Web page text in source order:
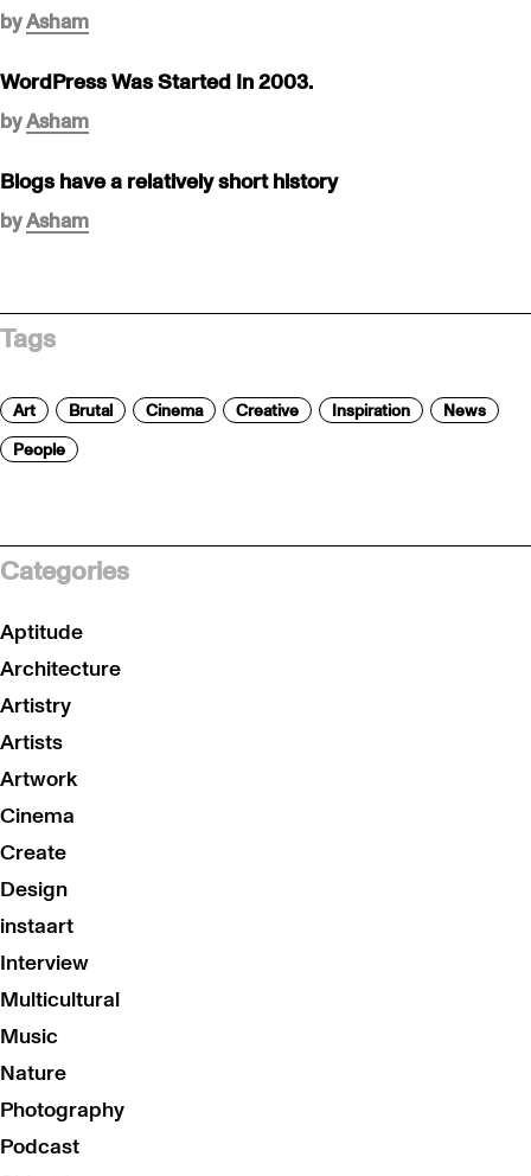
byAsham
WordPress Was Started In 2003.
byAsham
Blogs have a relatively short history
byAsham
Tags
Art Brutal Cinema Creative Inspiration
News
People
Categories
Aptitude
Architecture
Artistry
Artists
Artwork
Cinema
Create
Design
instaart
Interview
Multicultural
Music
Nature
Photography
Podcast